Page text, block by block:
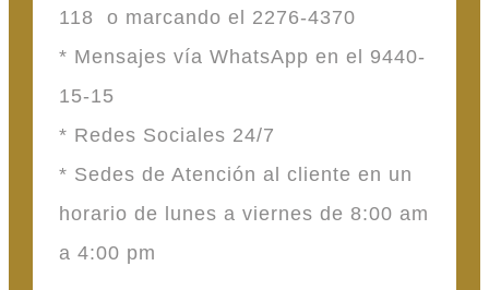
118 o marcando el 2276-4370
* Mensajes vía WhatsApp en el 9440-
15-15
* Redes Sociales 24/7
* Sedes de Atención al cliente en un
horario de lunes a viernes de 8:00 am
a 4:00 pm